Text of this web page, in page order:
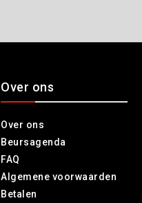
Over ons
Over ons
Beursagenda
FAQ
Algemene voorwaarden
Betalen